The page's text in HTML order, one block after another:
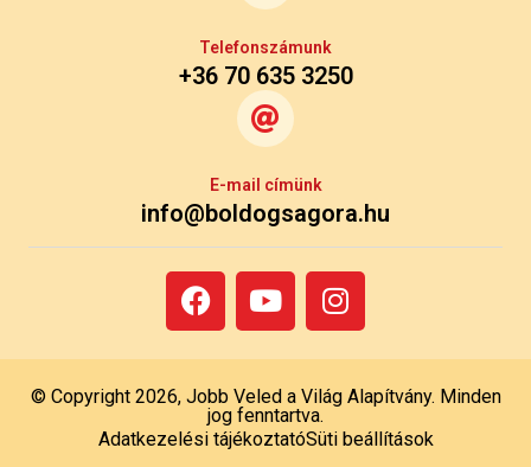
Telefonszámunk
+36 70 635 3250
E-mail címünk
info@boldogsagora.hu
© Copyright 2026, Jobb Veled a Világ Alapítvány. Minden
jog fenntartva.
Adatkezelési tájékoztatóSüti beállítások